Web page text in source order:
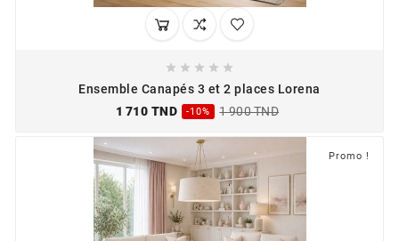
    
Ensemble Canapés 3 et 2 places Lorena
1 710 TND
-10% 1 900 TND
Promo !